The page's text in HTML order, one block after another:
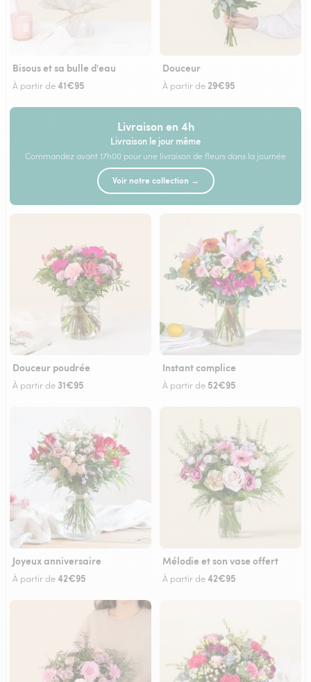
Bisous et sa bulle d'eau
À partir de41€95
Douceur
À partir de 29€95
Livraison en 4h
Livraison le jour même
Commandez avant 17h00 pour une livraison de fleurs dans la journée
Voir notre collection →
Douceur poudrée
À partir de 31€95
Instant complice
À partir de 52€95
Joyeux anniversaire
À partir de42€95
Mélodie et son vase offert
À partir de42€95